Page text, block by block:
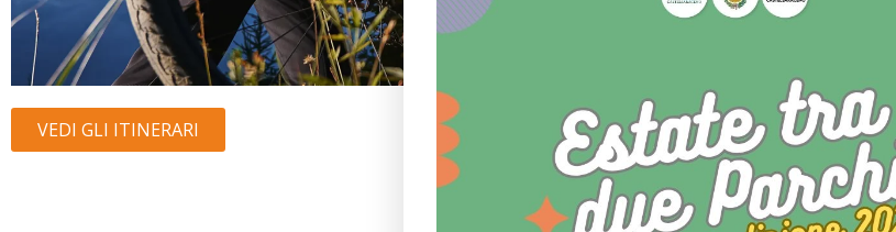
VEDI GLI ITINERARI